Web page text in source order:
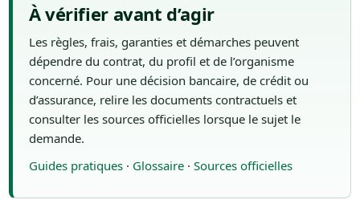
À vérifier avant d’agir
Les règles, frais, garanties et démarches peuvent
dépendre du contrat, du profil et de l’organisme
concerné. Pour une décision bancaire, de crédit ou
d’assurance, relire les documents contractuels et
consulter les sources officielles lorsque le sujet le
demande.
Guides pratiques· Glossaire· Sources officielles